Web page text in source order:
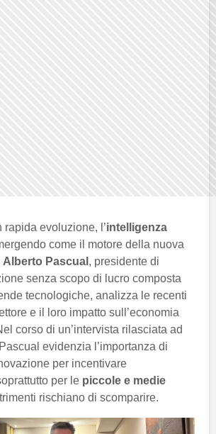
rapida evoluzione, l’intelligenza
come il motore della nuova
Alberto Pascual , presidente di
senza scopo di lucro composta
tecnologiche, analizza le recenti
e il loro impatto sull’economia
corso di un’intervista rilasciata ad
evidenzia l’importanza di
per incentivare
per le piccole e medie
rischiano di scomparire.